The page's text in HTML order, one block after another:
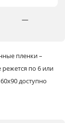
―
пленки –
режется по 6 или
доступно